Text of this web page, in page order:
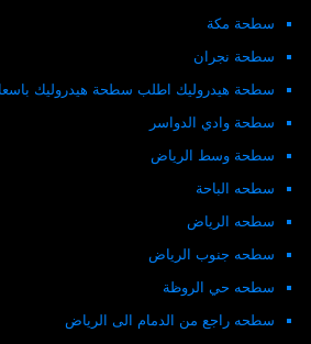
سطحة مكة
سطحة نجران
سطحة هيدروليك اطلب سطحة هيدروليك
سطحة وادي الدواسر
سطحة وسط الرياض
سطحه الباحة
سطحه الرياض
سطحه جنوب الرياض
سطحه حي الروظة
سطحه راجع من الدمام الى الرياض